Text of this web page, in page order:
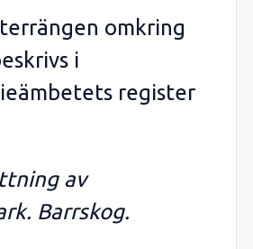
omkring
i
register
av
Barrskog.